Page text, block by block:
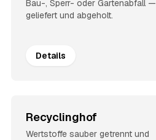
Bau-, Sperr- oder Gartenabfall —
geliefert und abgeholt.
Details
Recyclinghof
Wertstoffe sauber getrennt und